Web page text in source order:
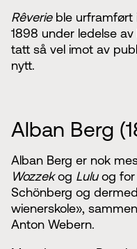
Rêverieble urframført
1898 under ledelse
tatt så vel imot av
nytt.
Alban Berg
Alban Berg er nok
Wozzekog Luluog for
Schönberg og
wienerskole»,
Anton Webern.